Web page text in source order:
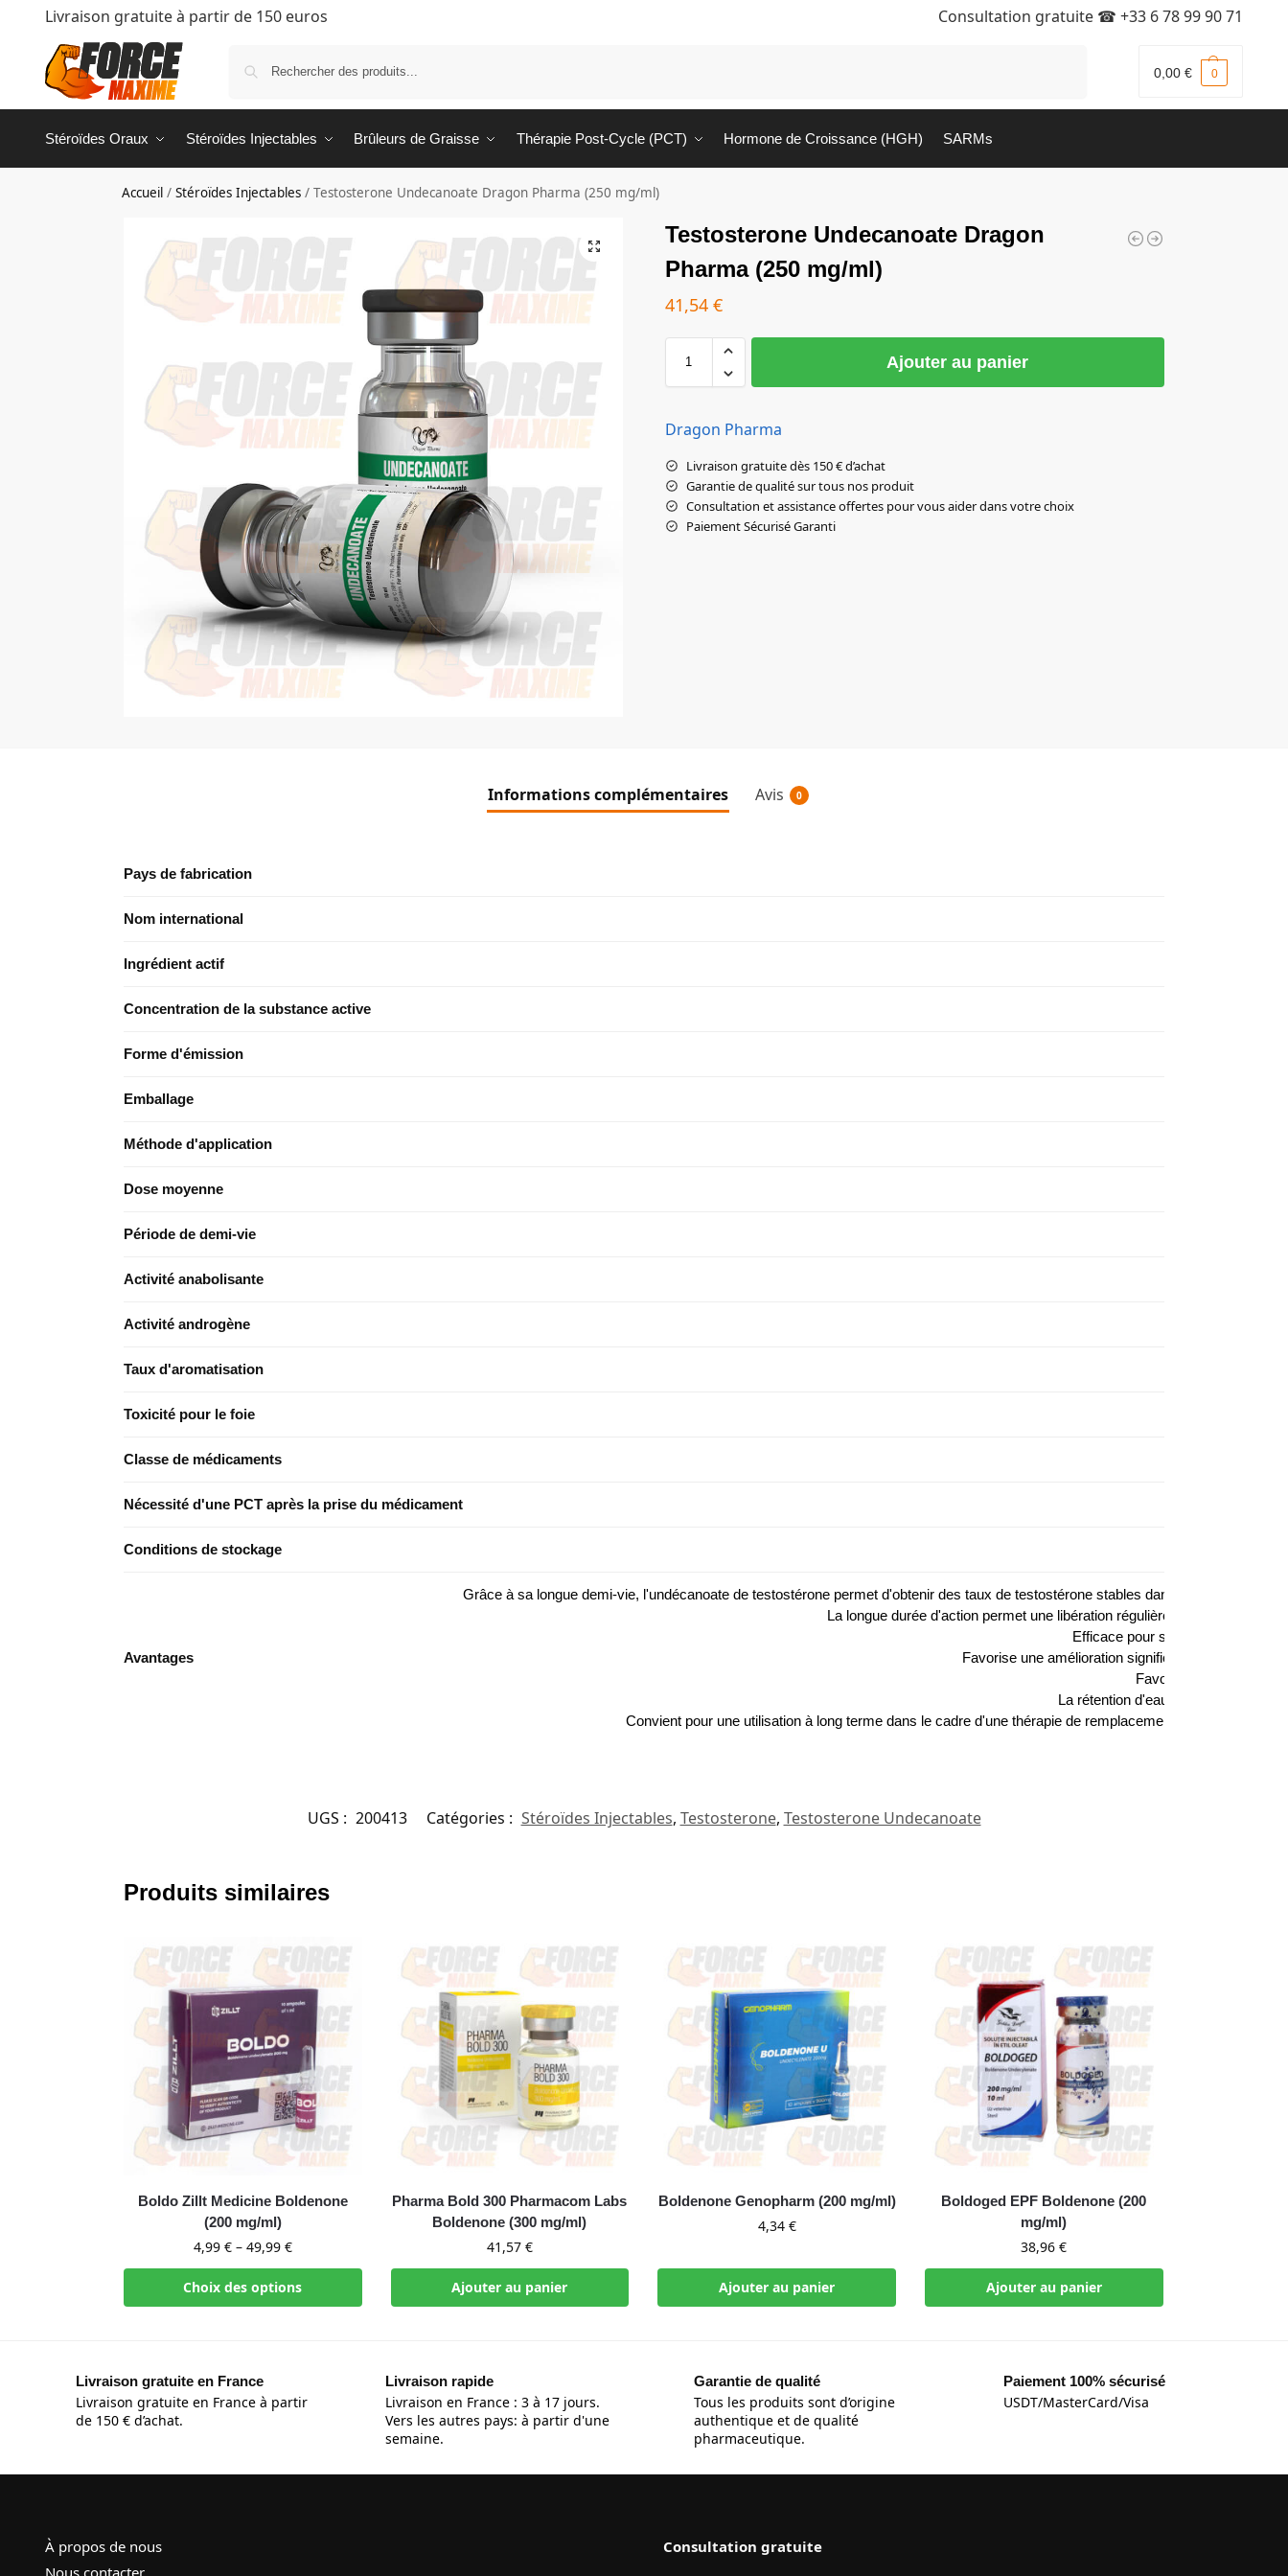
Livraison gratuite à partir de 150 euros Consultation gratuite ☎ +33 6 78 99 90 71
0,00 € 0
Stéroïdes Oraux Stéroïdes Injectables Brûleurs de Graisse Thérapie Post-Cycle (PCT) Hormone de Croissance (HGH) SARMs
Accueil /Stéroïdes Injectables /Testosterone Undecanoate Dragon Pharma (250 mg/ml)
Testosterone Undecanoate Dragon
Pharma (250 mg/ml)
41,54 €
Ajouter au panier
Dragon Pharma
Livraison gratuite dès 150 € d’achat
Garantie de qualité sur tous nos produit
Consultation et assistance offertes pour vous aider dans votre choix
Paiement Sécurisé Garanti
Informations complémentaires Avis 0
Pays de fabrication
Nom international
Ingrédient actif
Concentration de la substance active
Forme d'émission
Emballage
Méthode d'application
Dose moyenne
Période de demi-vie
Activité anabolisante
Activité androgène
Taux d'aromatisation
Toxicité pour le foie
Classe de médicaments
Nécessité d'une PCT après la prise du médicament
Conditions de stockage
Avantages
Grâce à sa longue demi-vie, l'undécanoate de testostérone permet d'obtenir des taux de testostérone stables dans le sang avec
La longue durée d'action permet une libération régulière de la
Efficace pour stimuler une
Favorise une amélioration significative de la force
Favorise une
La rétention d'eau dans l'organisme
Convient pour une utilisation à long terme dans le cadre d'une thérapie de remplacement hormonal ou
UGS : 200413 Catégories : Stéroïdes Injectables, Testosterone, Testosterone Undecanoate
Produits similaires
Boldo Zillt Medicine Boldenone
(200 mg/ml)
4,99 €– 49,99 €
Choix des options
Pharma Bold 300 Pharmacom Labs
Boldenone (300 mg/ml)
41,57 €
Ajouter au panier
Boldenone Genopharm (200 mg/ml)
4,34 €
Ajouter au panier
Boldoged EPF Boldenone (200
mg/ml)
38,96€
Ajouter au panier
Livraison gratuite en France
Livraison gratuite en France à partir
de 150 € d’achat.
Livraison rapide
Livraison en France : 3 à 17 jours.
Vers les autres pays: à partir d'une
semaine.
Garantie de qualité
Tous les produits sont d’origine
authentique et de qualité
pharmaceutique.
Paiement 100% sécurisé
USDT/MasterCard/Visa
À propos de nous
Nous contacter
Consultation gratuite